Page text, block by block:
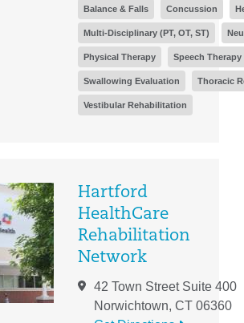
Balance & Falls Concussion
Multi-Disciplinary (PT, OT, ST)
Physical Therapy Speech
Swallowing Evaluation Thoracic
Vestibular Rehabilitation
Hartford
HealthCare
Rehabilitation
Network
42 Town Street Suite 400
Norwichtown, CT 06360